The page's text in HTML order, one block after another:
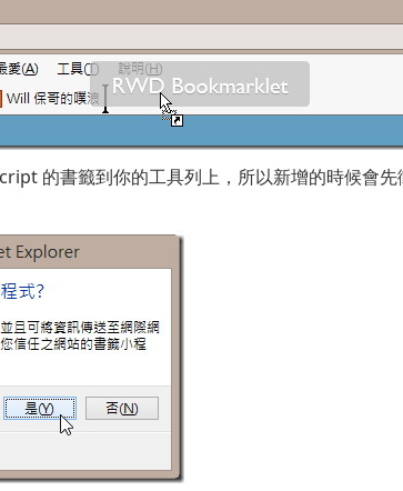
的書籤到你的工具列上，所以新增的時候會